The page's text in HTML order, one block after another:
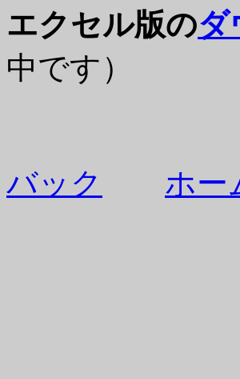
エクセル版のダ
中です）
バック ホー